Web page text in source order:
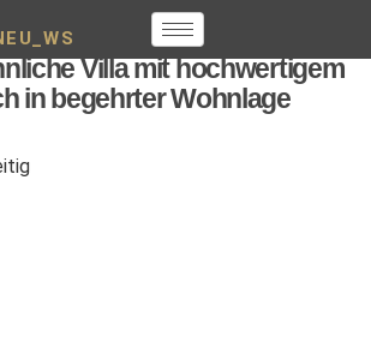
Villa mit hochwertigem
in begehrter Wohnlage